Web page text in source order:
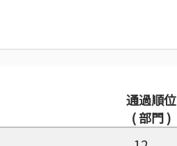
通過順位
( 部門 )